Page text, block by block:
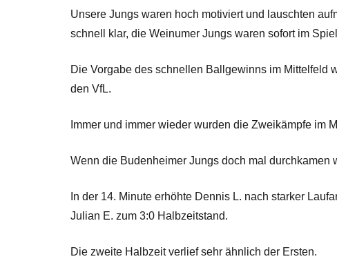
Unsere Jungs waren hoch motiviert und lauschten
schnell klar, die Weinumer Jungs waren sofort im
Die Vorgabe des schnellen Ballgewinns im Mittelfeld
den VfL.
Immer und immer wieder wurden die Zweikämpfe im
Wenn die Budenheimer Jungs doch mal
In der 14. Minute erhöhte Dennis L. nach starker
Julian E. zum 3:0 Halbzeitstand.
Die zweite Halbzeit verlief sehr ähnlich der Ersten.